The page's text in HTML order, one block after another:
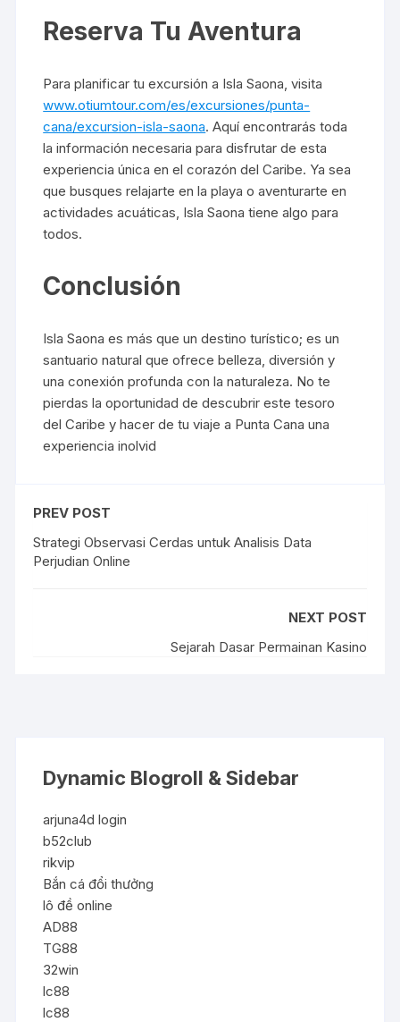
Reserva Tu Aventura
Para planificar tu excursión a Isla Saona, visita
www.otiumtour.com/es/excursiones/punta-
cana/excursion-isla-saona. Aquí encontrarás toda
la información necesaria para disfrutar de esta
experiencia única en el corazón del Caribe. Ya sea
que busques relajarte en la playa o aventurarte en
actividades acuáticas, Isla Saona tiene algo para
todos.
Conclusión
Isla Saona es más que un destino turístico; es un
santuario natural que ofrece belleza, diversión y
una conexión profunda con la naturaleza. No te
pierdas la oportunidad de descubrir este tesoro
del Caribe y hacer de tu viaje a Punta Cana una
experiencia inolvid
PREV POST
Strategi Observasi Cerdas untuk Analisis Data
Perjudian Online
NEXT POST
Sejarah Dasar Permainan Kasino
Dynamic Blogroll & Sidebar
arjuna4d login
b52club
rikvip
Bắn cá đổi thưởng
lô đề online
AD88
TG88
32win
lc88
lc88